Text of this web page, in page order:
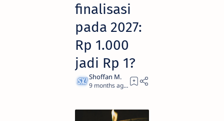
finalisasi
pada 2027:
Rp 1.000
jadi Rp 1?
9 months ago 1